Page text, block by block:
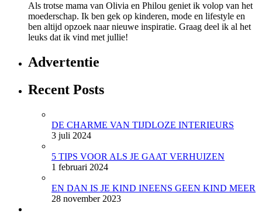
Als trotse mama van Olivia en Philou geniet ik volop van het
moederschap. Ik ben gek op kinderen, mode en lifestyle en
ben altijd opzoek naar nieuwe inspiratie. Graag deel ik al het
leuks dat ik vind met jullie!
Advertentie
Recent Posts
DE CHARME VAN TIJDLOZE INTERIEURS
3 juli 2024
5 TIPS VOOR ALS JE GAAT VERHUIZEN
1 februari 2024
EN DAN IS JE KIND INEENS GEEN KIND MEER
28 november 2023